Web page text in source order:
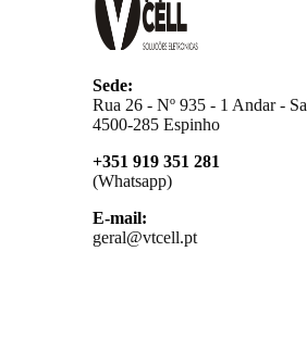
Sede:
Rua 26 - Nº 935 - 1 Andar -
4500-285 Espinho
+351 919 351 281
(Whatsapp)
E-mail:
geral@vtcell.pt